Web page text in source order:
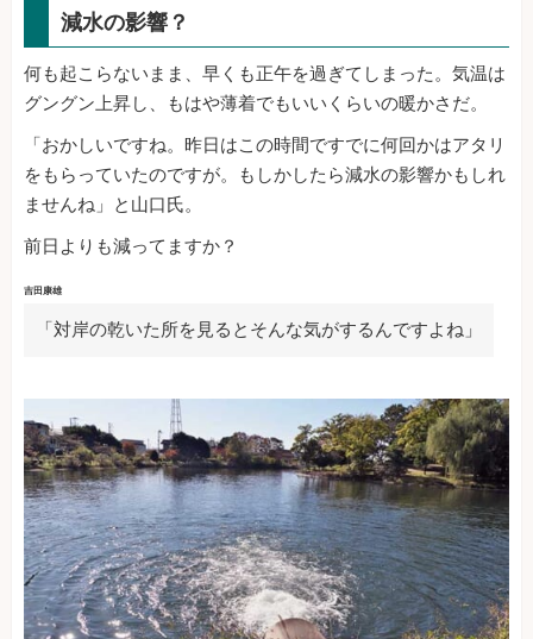
減水の影響？
何も起こらないまま、早くも正午を過ぎてしまった。気温は
グングン上昇し、もはや薄着でもいいくらいの暖かさだ。
「おかしいですね。昨日はこの時間ですでに何回かはアタリ
をもらっていたのですが。もしかしたら減水の影響かもしれ
ませんね」と山口氏。
前日よりも減ってますか？
吉田康雄
「対岸の乾いた所を見るとそんな気がするんですよね」